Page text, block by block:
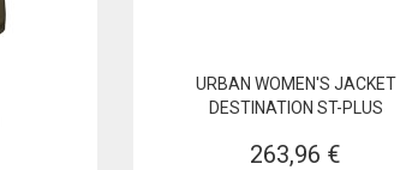
URBAN WOMEN'S JACKET
DESTINATION ST-PLUS
263,96 €